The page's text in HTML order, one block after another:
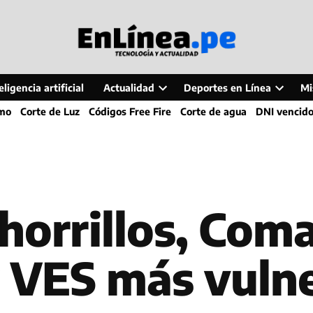
artificial Actualidad
Open
dropdown
Deportes en Línea
Open
dropdown
Corte de Luz Códigos Free Fire Corte de agua DNI vencido
VES más